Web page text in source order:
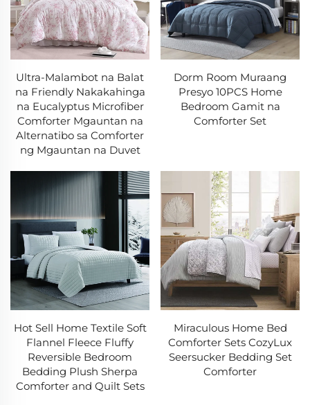
Ultra-Malambot na Balat
na Friendly Nakakahinga
na Eucalyptus Microfiber
Comforter Mgauntan na
Alternatibo sa Comforter
ng Mgauntan na Duvet
Dorm Room Muraang
Presyo 10PCS Home
Bedroom Gamit na
Comforter Set
Hot Sell Home Textile Soft
Flannel Fleece Fluffy
Reversible Bedroom
Bedding Plush Sherpa
Comforter and Quilt Sets
Miraculous Home Bed
Comforter Sets CozyLux
Seersucker Bedding Set
Comforter